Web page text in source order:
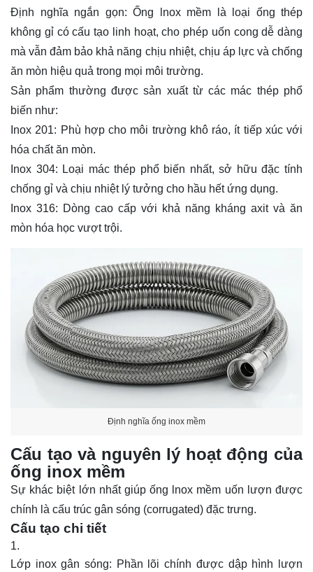
Định nghĩa ngắn gọn: Ống lnox mềm là loại ống thép
không gỉ có cấu tạo linh hoạt, cho phép uốn cong dễ dàng
mà vẫn đảm bảo khả năng chịu nhiệt, chịu áp lực và chống
ăn mòn hiệu quả trong mọi môi trường.
Sản phẩm thường được sản xuất từ các mác thép phổ
biến như:
Inox 201: Phù hợp cho môi trường khô ráo, ít tiếp xúc với
hóa chất ăn mòn.
Inox 304: Loại mác thép phổ biến nhất, sở hữu đặc tính
chống gỉ và chịu nhiệt lý tưởng cho hầu hết ứng dụng.
Inox 316: Dòng cao cấp với khả năng kháng axit và ăn
mòn hóa học vượt trội.
Định nghĩa ống inox mềm
Cấu tạo và nguyên lý hoạt động của
ống inox mềm
Sự khác biệt lớn nhất giúpống lnox mềm uốn lượn được
chính là cấu trúc gân sóng (corrugated) đặc trưng.
Cấu tạo chi tiết
Lớp inox gân sóng: Phần lõi chính được dập hình lượn